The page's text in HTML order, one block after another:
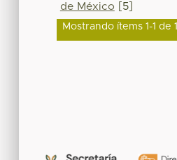
de México [5]
Mostrando ítems 1-1 de 1